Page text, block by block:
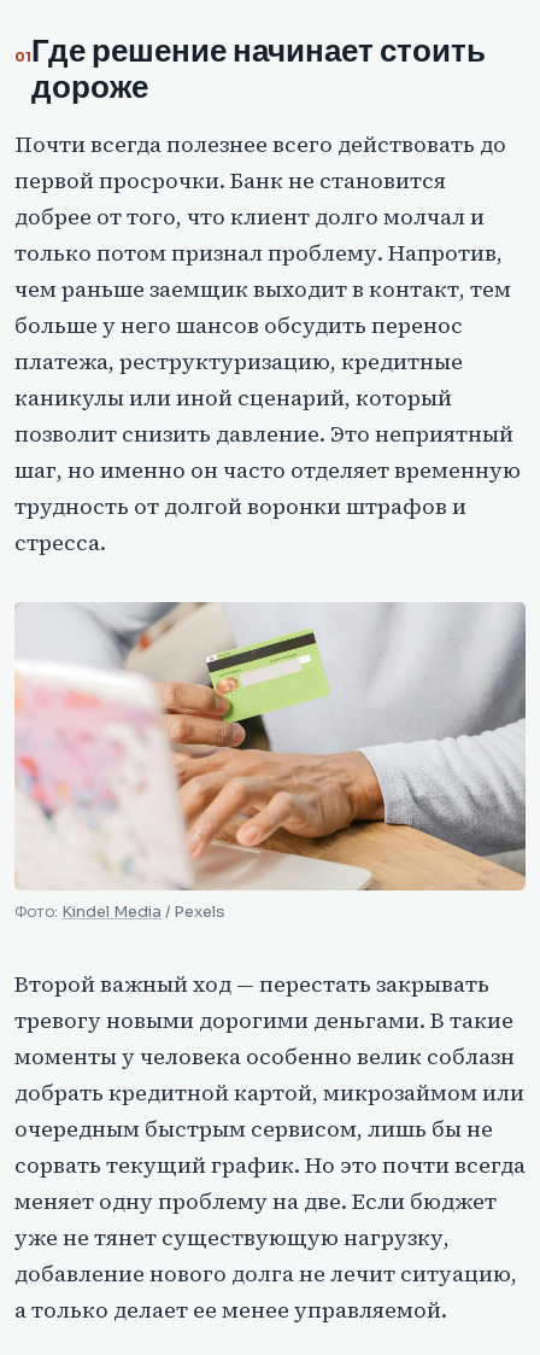
Где решение начинает стоить
дороже
Почти всегда полезнее всего действовать до
первой просрочки. Банк не становится
добрее от того, что клиент долго молчал и
только потом признал проблему. Напротив,
чем раньше заемщик выходит в контакт, тем
больше у него шансов обсудить перенос
платежа, реструктуризацию, кредитные
каникулы или иной сценарий, который
позволит снизить давление. Это неприятный
шаг, но именно он часто отделяет временную
трудность от долгой воронки штрафов и
стресса.
Фото: Kindel Media / Pexels
Второй важный ход — перестать закрывать
тревогу новыми дорогими деньгами. В такие
моменты у человека особенно велик соблазн
добрать кредитной картой, микрозаймом или
очередным быстрым сервисом, лишь бы не
сорвать текущий график. Но это почти всегда
меняет одну проблему на две. Если бюджет
уже не тянет существующую нагрузку,
добавление нового долга не лечит ситуацию,
а только делает ее менее управляемой.